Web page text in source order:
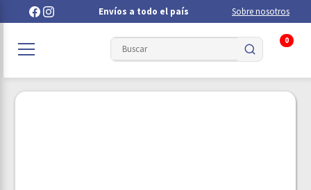
Envíos a todo el país Sobre nosotros
0